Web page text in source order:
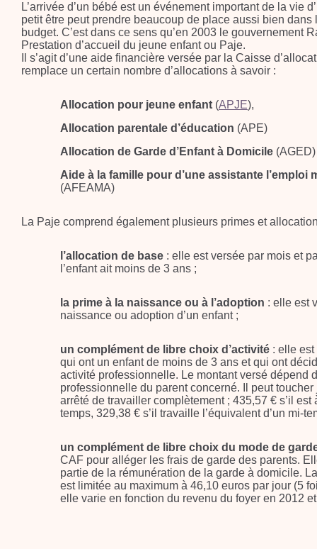
L’arrivée d’un bébé est un événement important de la vie
petit être peut prendre beaucoup de place aussi bien
budget. C’est dans ce sens qu’en 2003 le gouvernement
Prestation d’accueil du jeune enfant ou Paje.
Il s’agit d’une aide financière versée par la Caisse
remplace un certain nombre d’allocations à savoir :
Allocation pour jeune enfant (APJE),
Allocation parentale d’éducation (APE)
Allocation de Garde d’Enfant à Domicile (AGED)
Aide à la famille pour d’une assistante l’emploi
(AFEAMA)
La Paje comprend également plusieurs primes et
l’allocation de base : elle est versée par mois et
l’enfant ait moins de 3 ans ;
la prime à la naissance ou à l’adoption : elle est
naissance ou adoption d’un enfant ;
un complément de libre choix d’activité : elle
qui ont un enfant de moins de 3 ans et qui ont
activité professionnelle. Le montant versé dépend
professionnelle du parent concerné. Il peut toucher
arrêté de travailler complètement ; 435,57 € s’il est
temps, 329,38 € s’il travaille l’équivalent d’un mi-
un complément de libre choix du mode de
CAF pour alléger les frais de garde des parents.
partie de la rémunération de la garde à domicile.
est limitée au maximum à 46,10 euros par jour (5
elle varie en fonction du revenu du foyer en 2012 et